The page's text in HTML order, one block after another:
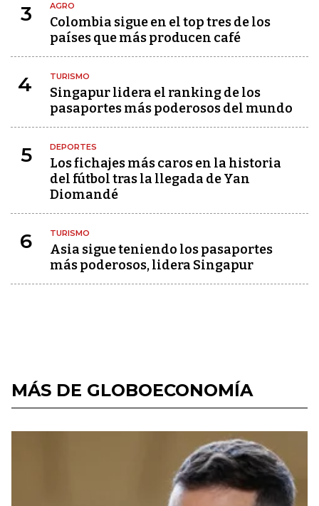
3 AGRO
Colombia sigue en el top tres de los
países que más producen café
4 TURISMO
Singapur lidera el ranking de los
pasaportes más poderosos del mundo
5 DEPORTES
Los fichajes más caros en la historia
del fútbol tras la llegada de Yan
Diomandé
6 TURISMO
Asia sigue teniendo los pasaportes
más poderosos, lidera Singapur
MÁS DE GLOBOECONOMÍA